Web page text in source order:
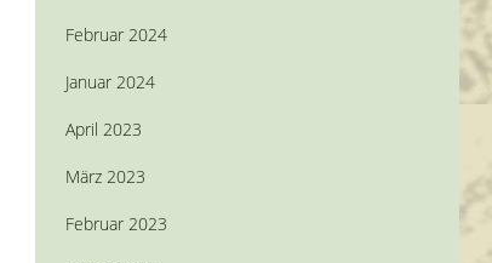
Februar 2024
Januar 2024
April 2023
März 2023
Februar 2023